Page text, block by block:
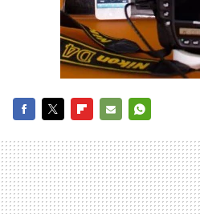
MAIL